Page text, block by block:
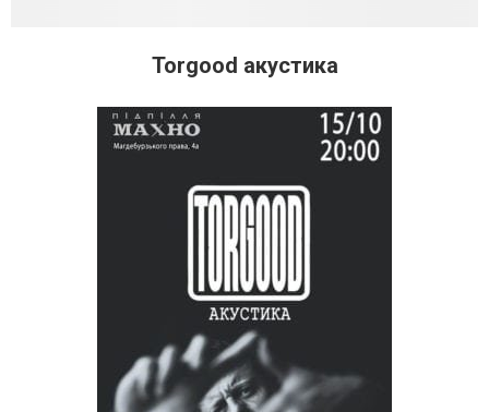
Torgood акустика